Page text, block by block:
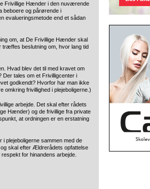
Frivillige Hænder i den nuværende
beboere og pårørende i
evalueringsmetode end et sådan
om, at De Frivillige Hænder skal
beslutning om, hvor lang tid
Hvad blev det til med kravet om
Der tales om et Frivilligcenter i
godkendt? Hvorfor har man ikke
omkring frivillighed i plejeboligerne.)
arbejde. Det skal efter rådets
Hænder) og de frivillige fra private
at ordningen er en erstatning
plejeboligerne sammen med de
og skal efter Ældrerådets opfattelse
for hinandens arbejde.